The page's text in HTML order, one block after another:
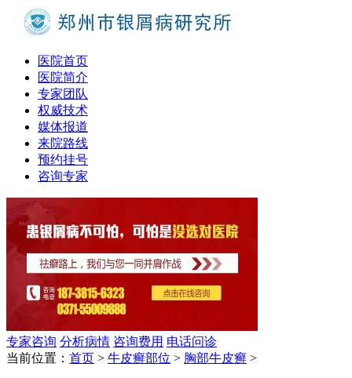
医院首页
医院简介
专家团队
权威技术
媒体报道
来院路线
预约挂号
咨询专家
专家咨询 分析病情 咨询费用 电话问诊
当前位置： 首页 > 牛皮癣部位 > 胸部牛皮癣 >